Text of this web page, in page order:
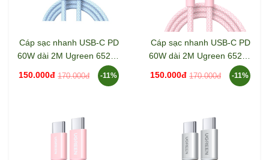
Cáp sạc nhanh USB-C PD
60W dài 2M Ugreen 65247
150.000đ 170.000đ -11%
Cáp sạc nhanh USB-C PD
60W dài 2M Ugreen 65246
150.000đ 170.000đ -11%